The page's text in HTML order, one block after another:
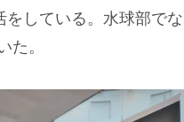
している。水球部で
た。